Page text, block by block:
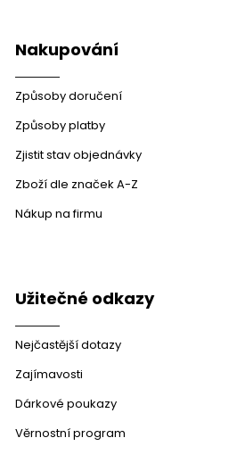
Nakupování
Způsoby doručení
Způsoby platby
Zjistit stav objednávky
Zboží dle značek A-Z
Nákup na firmu
Užitečné odkazy
Nejčastější dotazy
Zajímavosti
Dárkové poukazy
Věrnostní program